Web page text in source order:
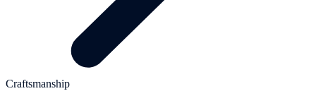
Craftsmanship